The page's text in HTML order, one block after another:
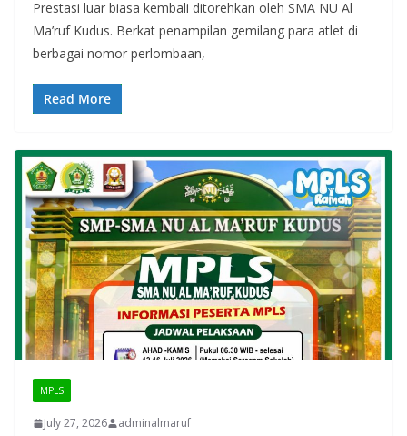
Prestasi luar biasa kembali ditorehkan oleh SMA NU Al
Ma’ruf Kudus. Berkat penampilan gemilang para atlet di
berbagai nomor perlombaan,
Read More
MPLS
July 27, 2026 adminalmaruf